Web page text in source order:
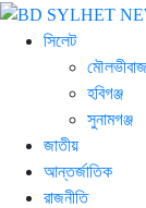
সিলেট
হবিগঞ্জ
সুনামগঞ্জ
জাতীয়
আন্তর্জাতিক
রাজনীতি